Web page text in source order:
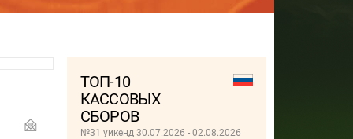
ТОП-10
КАССОВЫХ
СБОРОВ
№31 уикенд 30.07.2026 - 02.08.2026